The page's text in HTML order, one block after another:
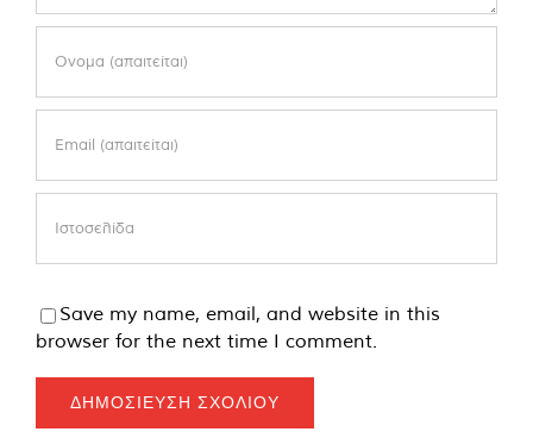
Save my name, email, and website in this
browser for the next time I comment.